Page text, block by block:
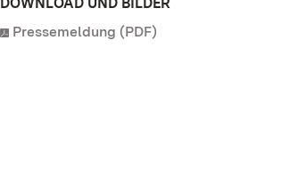
Pressemeldung (PDF)